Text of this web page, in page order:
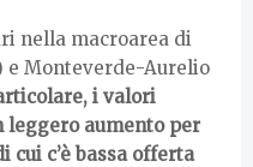
nella macroarea di
e Monteverde-Aurelio
i valori
aumento per
c’è bassa offerta